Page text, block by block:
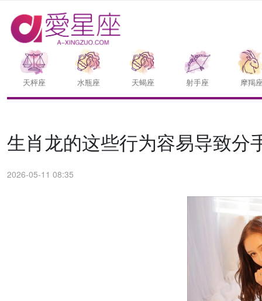
天枰座 水瓶座 天蝎座 射手座 摩羯
生肖龙的这些行为容易导致分
2026-05-11 08:35